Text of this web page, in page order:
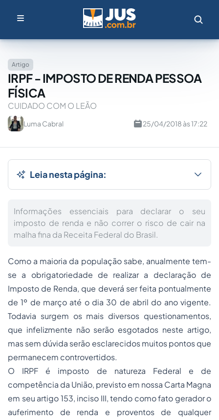
Artigo
IRPF - IMPOSTO DE RENDA PESSOA
FÍSICA
CUIDADO COM O LEÃO
Luma Cabral 25/04/2018 às 17:22
Leia nesta página:
Informações essenciais para declarar o seu
imposto de renda e não correr o risco de cair na
malha fina da Receita Federal do Brasil.
Como a maioria da população sabe, anualmente tem-
se a obrigatoriedade de realizar a declaração de
Imposto de Renda, que deverá ser feita pontualmente
de 1º de março até o dia 30 de abril do ano vigente.
Todavia surgem os mais diversos questionamentos,
que infelizmente não serão esgotados neste artigo,
mas sem dúvida serão esclarecidos muitos pontos que
permanecem controvertidos.
O IRPF é imposto de natureza Federal e de
competência da União, previsto em nossa Carta Magna
em seu artigo 153, inciso III, tendo como fato gerador o
auferimento de renda e proventos de qualquer